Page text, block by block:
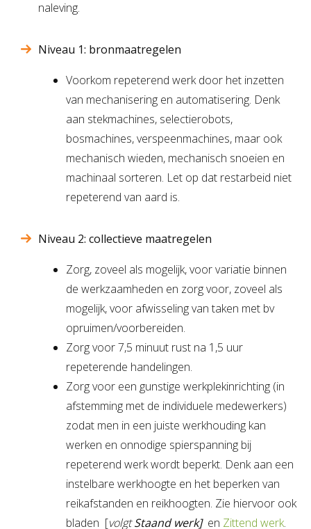
naleving.
Niveau 1: bronmaatregelen
Voorkom repeterend werk door het inzetten
van mechanisering en automatisering. Denk
aan stekmachines, selectierobots,
bosmachines, verspeenmachines, maar ook
mechanisch wieden, mechanisch snoeien en
machinaal sorteren. Let op dat restarbeid niet
repeterend van aard is.
Niveau 2: collectieve maatregelen
Zorg, zoveel als mogelijk, voor variatie binnen
de werkzaamheden en zorg voor, zoveel als
mogelijk, voor afwisseling van taken met bv
opruimen/voorbereiden.
Zorg voor 7,5 minuut rust na 1,5 uur
repeterende handelingen.
Zorg voor een gunstige werkplekinrichting (in
afstemming met de individuele medewerkers)
zodat men in een juiste werkhouding kan
werken en onnodige spierspanning bij
repeterend werk wordt beperkt. Denk aan een
instelbare werkhoogte en het beperken van
reikafstanden en reikhoogten. Zie hiervoor ook
bladen [volgtStaand werk] en Zittend werk.